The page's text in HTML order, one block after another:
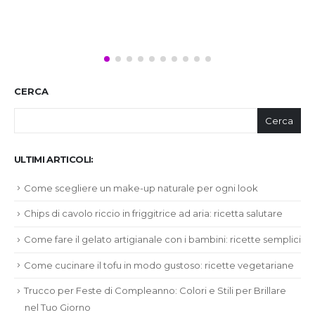
CERCA
Cerca
ULTIMI ARTICOLI:
Come scegliere un make-up naturale per ogni look
Chips di cavolo riccio in friggitrice ad aria: ricetta salutare
Come fare il gelato artigianale con i bambini: ricette semplici
Come cucinare il tofu in modo gustoso: ricette vegetariane
Trucco per Feste di Compleanno: Colori e Stili per Brillare
nel Tuo Giorno